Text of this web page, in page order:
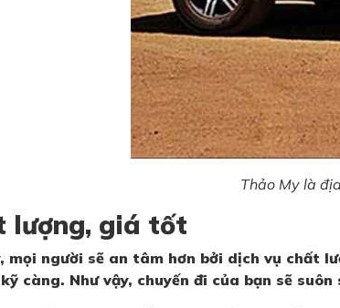
Thảo My là
lượng, giá tốt
mọi người sẽ an tâm hơn bởi dịch vụ chất
càng. Như vậy, chuyến đi của bạn sẽ